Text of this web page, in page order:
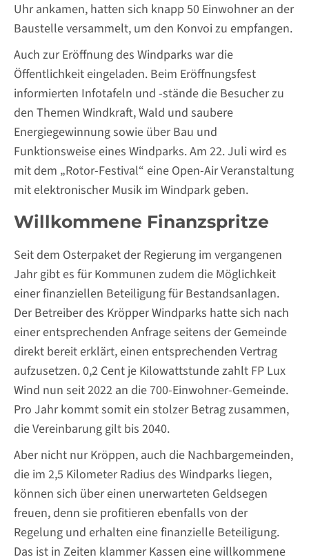
Uhr ankamen, hatten sich knapp 50 Einwohner an der
Baustelle versammelt, um den Konvoi zu empfangen.
Auch zur Eröffnung des Windparks war die
Öffentlichkeit eingeladen. Beim Eröffnungsfest
informierten Infotafeln und -stände die Besucher zu
den Themen Windkraft, Wald und saubere
Energiegewinnung sowie über Bau und
Funktionsweise eines Windparks. Am 22. Juli wird es
mit dem „Rotor-Festival“ eine Open-Air Veranstaltung
mit elektronischer Musik im Windpark geben.
Willkommene Finanzspritze
Seit dem Osterpaket der Regierung im vergangenen
Jahr gibt es für Kommunen zudem die Möglichkeit
einer finanziellen Beteiligung für Bestandsanlagen.
Der Betreiber des Kröpper Windparks hatte sich nach
einer entsprechenden Anfrage seitens der Gemeinde
direkt bereit erklärt, einen entsprechenden Vertrag
aufzusetzen. 0,2 Cent je Kilowattstunde zahlt FP Lux
Wind nun seit 2022 an die 700-Einwohner-Gemeinde.
Pro Jahr kommt somit ein stolzer Betrag zusammen,
die Vereinbarung gilt bis 2040.
Aber nicht nur Kröppen, auch die Nachbargemeinden,
die im 2,5 Kilometer Radius des Windparks liegen,
können sich über einen unerwarteten Geldsegen
freuen, denn sie profitieren ebenfalls von der
Regelung und erhalten eine finanzielle Beteiligung.
Das ist in Zeiten klammer Kassen eine willkommene